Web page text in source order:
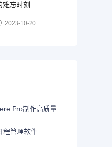
难忘时刻
2023-10-20
程管理软件